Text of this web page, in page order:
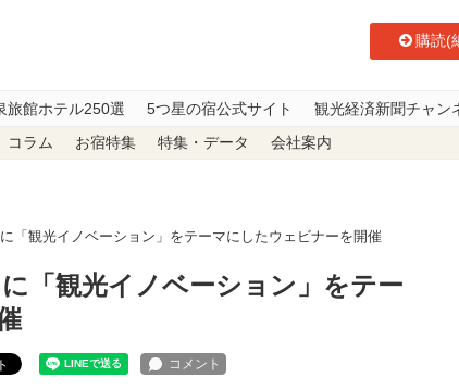
購読(
旅館ホテル250選 5つ星の宿公式サイト 観光経済新聞チャン
コラム お宿特集 特集・データ 会社案内
「観光イノベーション」をテーマにしたウェビナーを開催
「観光イノベーション」をテー